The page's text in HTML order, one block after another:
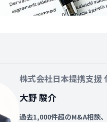
株式会社日本提携支援
大野 駿介
過去1,000件超のM&A相談